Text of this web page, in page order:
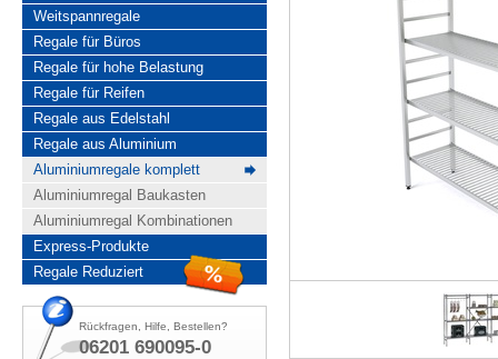
Weitspannregale
Regale für Büros
Regale für hohe Belastung
Regale für Reifen
Regale aus Edelstahl
Regale aus Aluminium
Aluminiumregale komplett
Aluminiumregal Baukasten
Aluminiumregal Kombinationen
Express-Produkte
Regale Reduziert
Rückfragen, Hilfe, Bestellen?
06201 690095-0